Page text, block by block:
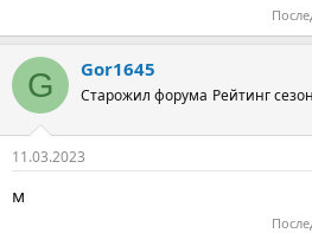
G Gor1645
Старожил форума Рейтинг
11.03.2023
м